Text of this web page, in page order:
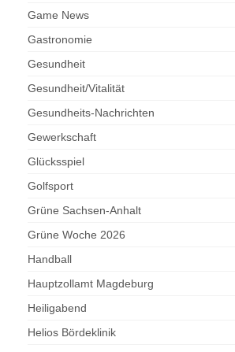
Game News
Gastronomie
Gesundheit
Gesundheit/Vitalität
Gesundheits-Nachrichten
Gewerkschaft
Glücksspiel
Golfsport
Grüne Sachsen-Anhalt
Grüne Woche 2026
Handball
Hauptzollamt Magdeburg
Heiligabend
Helios Bördeklinik